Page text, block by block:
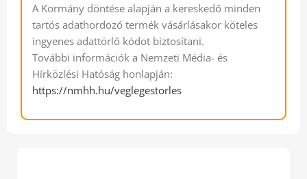
A Kormány döntése alapján a kereskedő minden
tartós adathordozó termék vásárlásakor köteles
ingyenes adattörlő kódot biztosítani.
További információk a Nemzeti Média- és
Hírközlési Hatóság honlapján:
https://nmhh.hu/veglegestorles